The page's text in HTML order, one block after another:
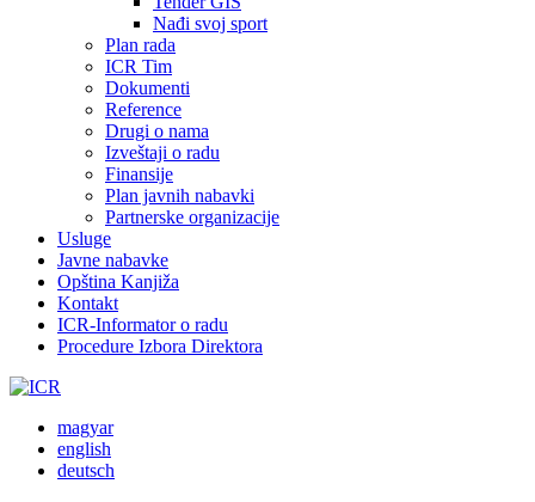
Nađi svoj sport
Plan rada
ICR Tim
Dokumenti
Reference
Drugi o nama
Izveštaji o radu
Finansije
Plan javnih nabavki
Partnerske organizacije
Usluge
Javne nabavke
Opština Kanjiža
Kontakt
ICR-Informator o radu
Procedure Izbora Direktora
magyar
english
deutsch